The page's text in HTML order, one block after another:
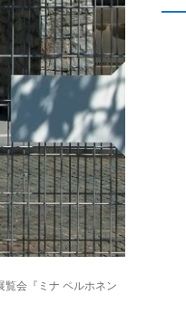
覧会『ミナ ペルホネン